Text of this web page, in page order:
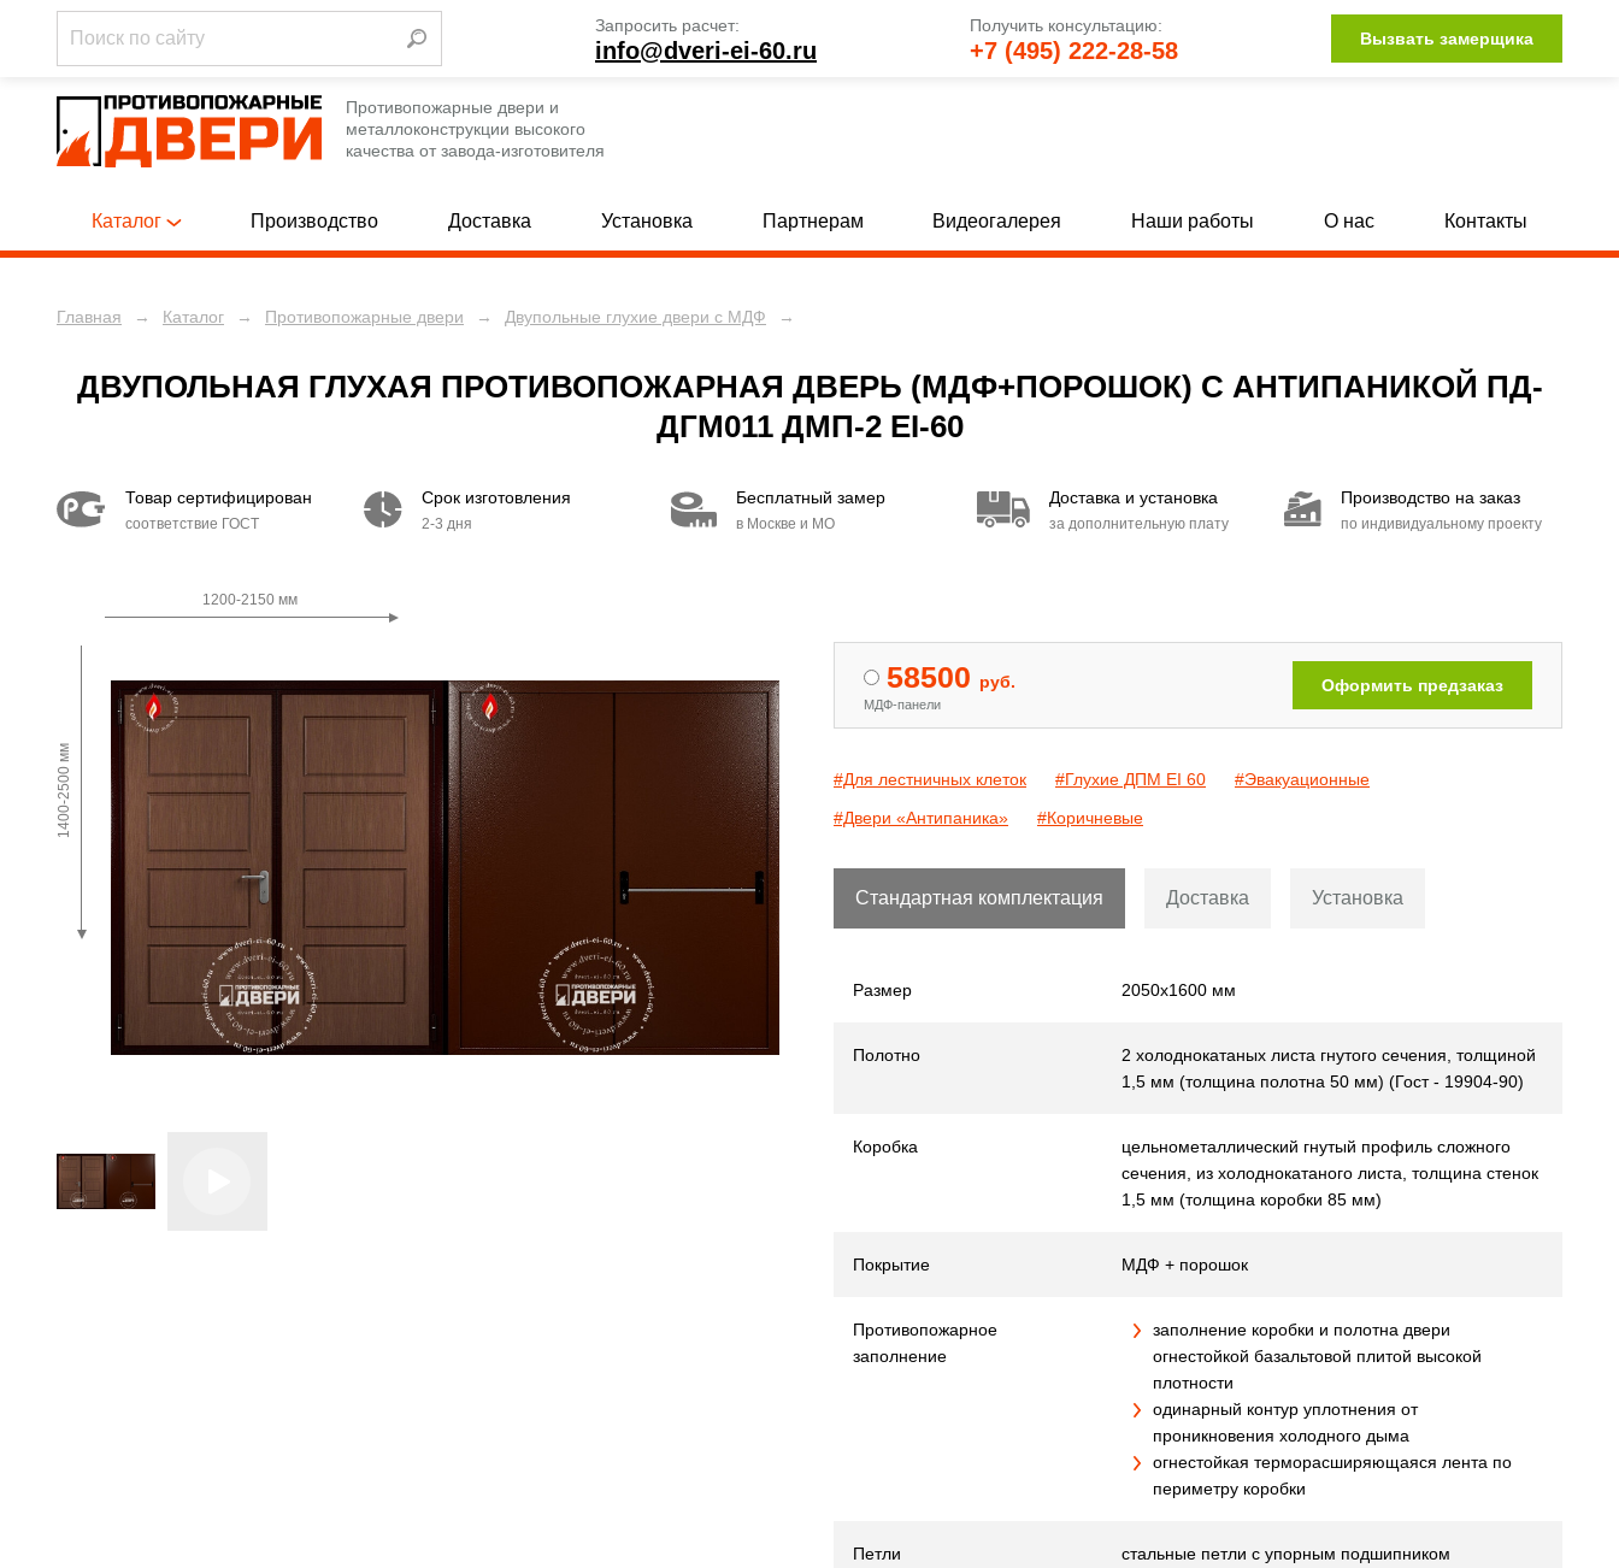
Запросить расчет:
info@dveri-ei-60.ru
Получить консультацию:
+7 (495) 222-28-58 Вызвать замерщика
Противопожарные двери и
металлоконструкции высокого
качества от завода-изготовителя
Каталог
ПРОТИВОПОЖАРНЫЕ ДВЕРИ [788]
ПРОТИВОПОЖАРНЫЕ ЛЮКИ [12]
Однопольные глухие двери [69]
Двупольные двери со стеклом Двупольные глухие двери с МДФ
Полуторные двери с МДФ и стеклом [15] Двери EI 30 Двери с иллюминатором
Производство Доставка Установка Партнерам Видеогалерея Наши работы О нас Контакты
Главная → Каталог → Противопожарные двери → Двупольные глухие двери с МДФ →
ДВУПОЛЬНАЯ ГЛУХАЯ ПРОТИВОПОЖАРНАЯ ДВЕРЬ (МДФ+ПОРОШОК) С АНТИПАНИКОЙ ПД-
ДГМ011 ДМП-2 EI-60
Товар сертифицирован
соответствие ГОСТ
Срок изготовления
2-3 дня
Бесплатный замер
в Москве и МО
Доставка и установка
за дополнительную плату
Производство на заказ
по индивидуальному проекту
1200-2150 мм
1400-2500 мм
58500 руб.
МДФ-панели
Оформить предзаказ
#Для лестничных клеток #Глухие ДПМ EI 60
#Эвакуационные
#Двери «Антипаника»
#Коричневые
Стандартная комплектация Доставка Установка
Размер 2050х1600 мм
Полотно
2 холоднокатаных листа гнутого сечения, толщиной
1,5 мм (толщина полотна 50 мм) (Гост - 19904-90)
Коробка
цельнометаллический гнутый профиль сложного
сечения, из холоднокатаного листа, толщина стенок
1,5 мм (толщина коробки 85 мм)
Покрытие МДФ + порошок
Противопожарное
заполнение
заполнение коробки и полотна двери
огнестойкой базальтовой плитой высокой
плотности
одинарный контур уплотнения от
проникновения холодного дыма
огнестойкая терморасширяющаяся лента по
периметру коробки
Петли стальные петли с упорным подшипником